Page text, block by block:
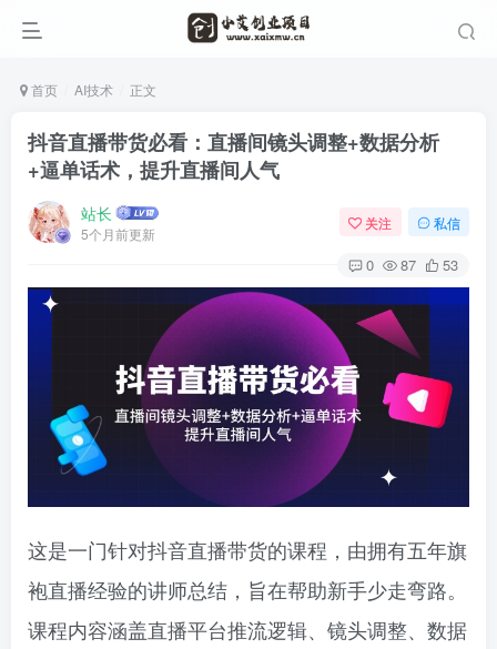
首页 AI技术 正文
抖音直播带货必看：直播间镜头调整+数据分析
+逼单话术，提升直播间人气
站长
5个月前更新
关注 私信
0 87 53
这是一门针对抖音直播带货的课程，由拥有五年旗
袍直播经验的讲师总结，旨在帮助新手少走弯路。
课程内容涵盖直播平台推流逻辑、镜头调整、数据